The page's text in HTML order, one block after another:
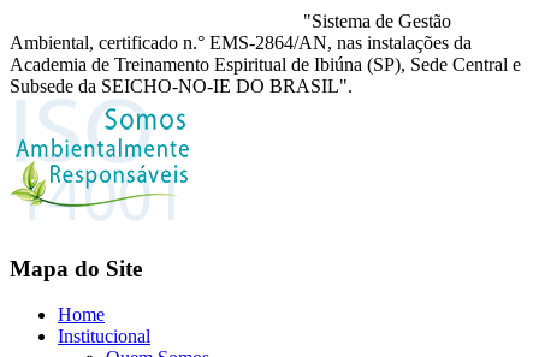
"Sistema de Gestão
Ambiental, certificado n.° EMS-2864/AN, nas instalações da
Academia de Treinamento Espiritual de Ibiúna (SP), Sede Central e
Subsede da SEICHO-NO-IE DO BRASIL".
Mapa do Site
Home
Institucional